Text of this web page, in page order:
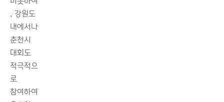
, 강원도
내에서나
춘천시
대회도
적극적으
로
참여하여